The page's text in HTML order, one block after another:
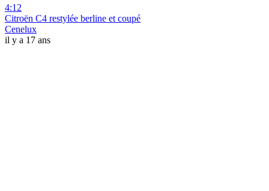
4:12
Citroën C4 restylée berline et coupé
Cenelux
il y a 17 ans